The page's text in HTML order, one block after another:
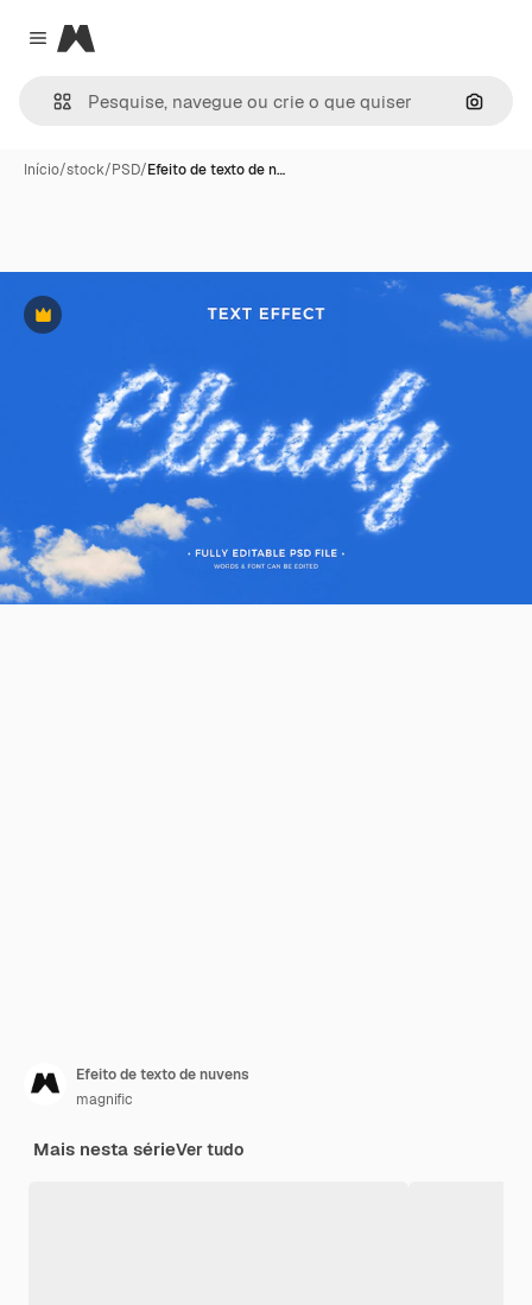
Close menu
Magnific
Início/stock/PSD/Efeito de texto de n…
Premium
Efeito de texto de nuvens
magnific
Mais nesta sérieVer tudo